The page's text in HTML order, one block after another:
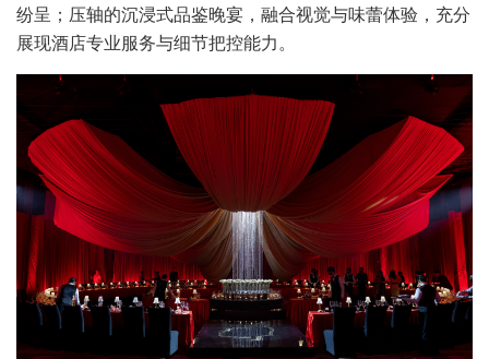
纷呈；压轴的沉浸式品鉴晚宴，融合视觉与味蕾体验，充分
展现酒店专业服务与细节把控能力。